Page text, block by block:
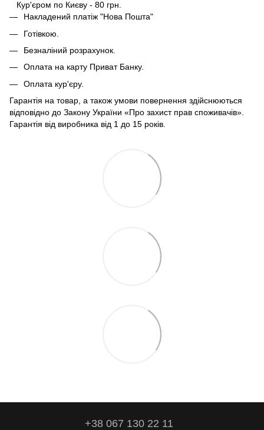
Кур'єром по Києву - 80 грн.
Накладений платіж "Нова Пошта"
Готівкою.
Безналіний розрахунок.
Оплата на карту Приват Банку.
Оплата кур'єру.
Гарантія на товар, а також умови повернення здійснюються
відповідно до Закону України «Про захист прав споживачів».
Гарантія від виробника від 1 до 15 років.
+38 067 130 22 11